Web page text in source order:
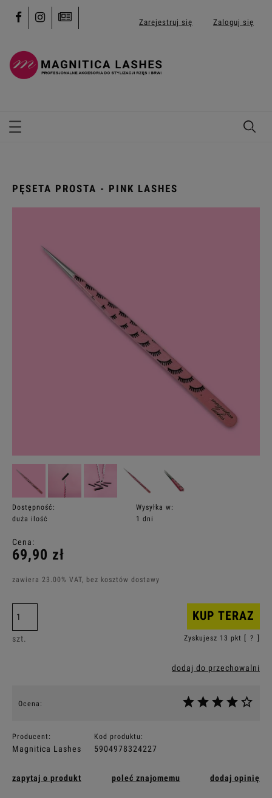
Zarejestruj się Zaloguj się
PĘSETA PROSTA - PINK LASHES
Dostępność:
duża ilość
Wysyłka w:
1 dni
Cena:
69,90 zł
zawiera 23.00% VAT, bez kosztów dostawy
szt.
KUP TERAZ
Zyskujesz 13 pkt [ ?
dodaj do przechowalni
Ocena:
Producent:
Magnitica Lashes
Kod produktu:
5904978324227
zapytaj o produkt poleć znajomemu dodaj opinię